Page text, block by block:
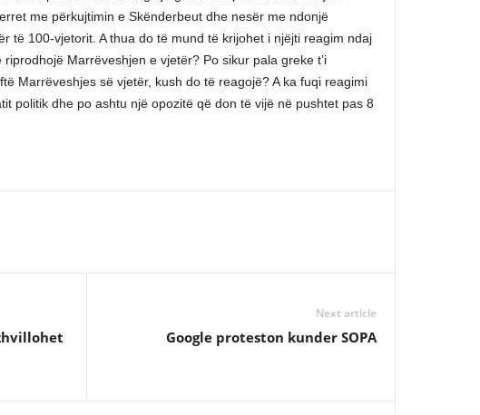
me përkujtimin e Skënderbeut dhe nesër me ndonjë
të 100-vjetorit. A thua do të mund të krijohet i njëjti reagim ndaj
Marrëveshjen e vjetër? Po sikur pala greke t’i
Marrëveshjes së vjetër, kush do të reagojë? A ka fuqi reagimi
politik dhe po ashtu një opozitë që don të vijë në pushtet pas 8
Next article
Google proteston kunder SOPA